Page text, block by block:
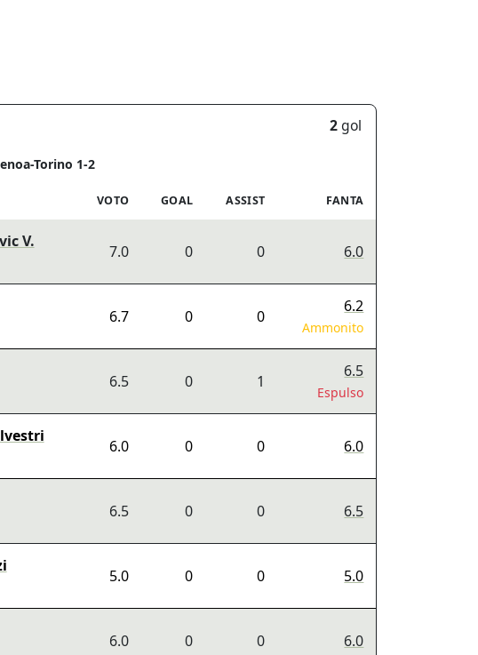
2gol
Torino 1-2
VOTO GOAL ASSIST FANTA
V.
7.0 0 0 6.0
6.7 0 0
6.2
Ammonito
6.5 0 1
6.5
Espulso
6.0 0 0 6.0
6.5 0 0 6.5
5.0 0 0 5.0
6.0 0 0 6.0